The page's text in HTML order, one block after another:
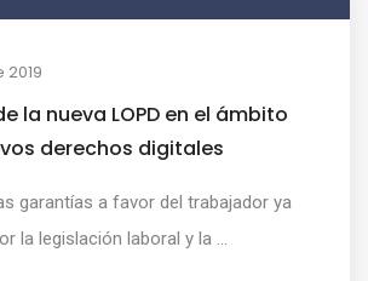
la nueva LOPD en el ámbito
derechos digitales
garantías a favor del trabajador ya
la legislación laboral y la ...